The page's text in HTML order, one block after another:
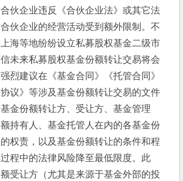
伙企业违反《合伙企业法》或其它法
伙企业的经营活动受到额外限制。不
海等地纷纷设立私募股权基金二级市
未来私募股权基金份额转让交易将会
烈建议在《基金合同》《托管合同》
协议》等涉及基金份额转让交易的文件
金份额转让方、受让方、基金管理
持有人、基金托管人在内的各基金份
权责，以及基金份额转让的条件和程
程中的法律风险降至最低限度。此
受让方（尤其是来源于基金外部的投